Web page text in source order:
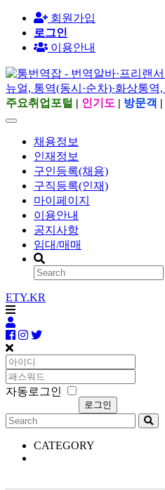
회원가입
로그인
이용안내
주요취업포털 | 인기도 | 방문객 |
채용정보
인재정보
구인등록(채용)
구직등록(인재)
마이페이지
이용안내
공지사항
임대/매매
ETY.KR
자동로그인
CATEGORY